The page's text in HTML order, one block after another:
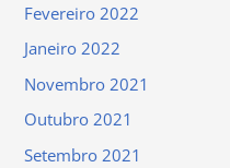
Fevereiro 2022
Janeiro 2022
Novembro 2021
Outubro 2021
Setembro 2021